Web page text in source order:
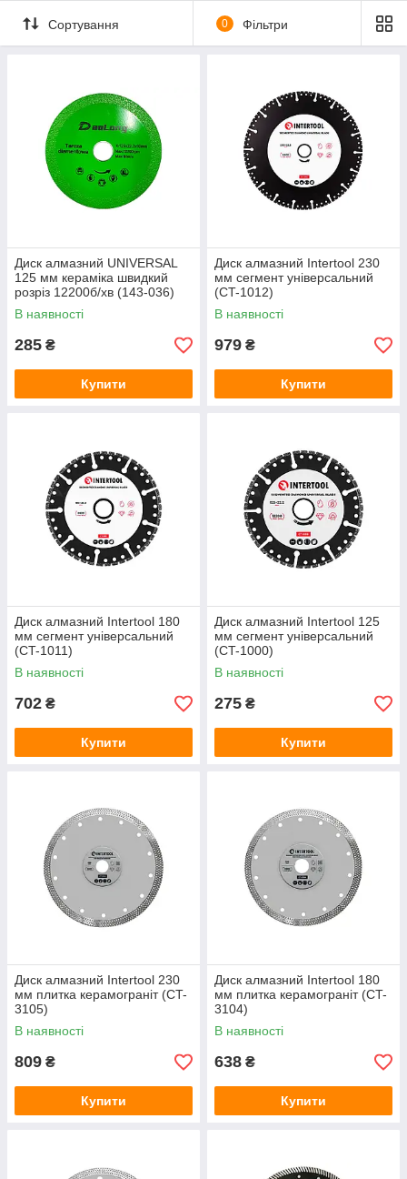
Сортування 0 Фільтри
Диск алмазний UNIVERSAL
125 мм кераміка швидкий
розріз 12200б/хв (143-036)
В наявності
285 ₴
Купити
Диск алмазний Intertool 230
мм сегмент універсальний
(CT-1012)
В наявності
979 ₴
Купити
Диск алмазний Intertool 180
мм сегмент універсальний
(CT-1011)
В наявності
702 ₴
Купити
Диск алмазний Intertool 125
мм сегмент універсальний
(CT-1000)
В наявності
275 ₴
Купити
Диск алмазний Intertool 230
мм плитка керамограніт (CT-
3105)
В наявності
809 ₴
Купити
Диск алмазний Intertool 180
мм плитка керамограніт (CT-
3104)
В наявності
638 ₴
Купити